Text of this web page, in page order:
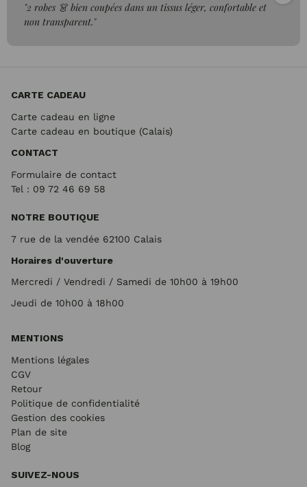
"2 robes 👗 bien coupées dans un tissus léger, confortable et
non transparent."
CARTE CADEAU
Carte cadeau en ligne
Carte cadeau en boutique (Calais)
CONTACT
Formulaire de contact
Tel : 09 72 46 69 58
NOTRE BOUTIQUE
7 rue de la vendée 62100 Calais
Horaires d'ouverture
Mercredi / Vendredi / Samedi de 10h00 à 19h00
Jeudi de 10h00 à 18h00
MENTIONS
Mentions légales
CGV
Retour
Politique de confidentialité
Gestion des cookies
Plan de site
Blog
SUIVEZ-NOUS